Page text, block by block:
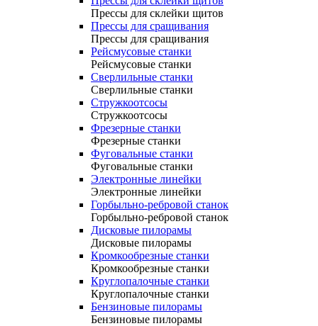
Прессы для склейки щитов
Прессы для сращивания
Прессы для сращивания
Рейсмусовые станки
Рейсмусовые станки
Сверлильные станки
Сверлильные станки
Стружкоотсосы
Стружкоотсосы
Фрезерные станки
Фрезерные станки
Фуговальные станки
Фуговальные станки
Электронные линейки
Электронные линейки
Горбыльно-ребровой станок
Горбыльно-ребровой станок
Дисковые пилорамы
Дисковые пилорамы
Кромкообрезные станки
Кромкообрезные станки
Круглопалочные станки
Круглопалочные станки
Бензиновые пилорамы
Бензиновые пилорамы